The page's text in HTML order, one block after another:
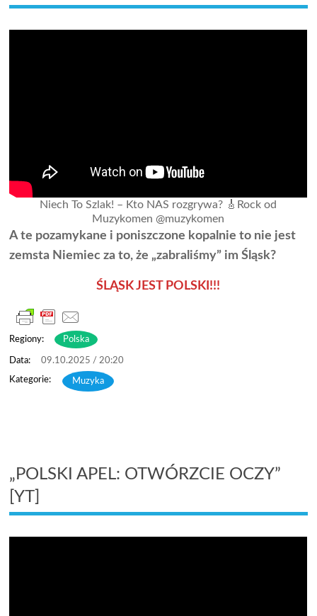
Niech To Szlak! – Kto NAS rozgrywa? 🎸Rock od
Muzykomen @muzykomen
A te pozamykane i poniszczone kopalnie to nie jest
zemsta Niemiec za to, że „zabraliśmy” im Śląsk?
ŚLĄSK JEST POLSKI!!!
Regiony: Polska
09.10.2025 / 20:20
Muzyka
„POLSKI APEL: OTWÓRZCIE OCZY”
[YT]